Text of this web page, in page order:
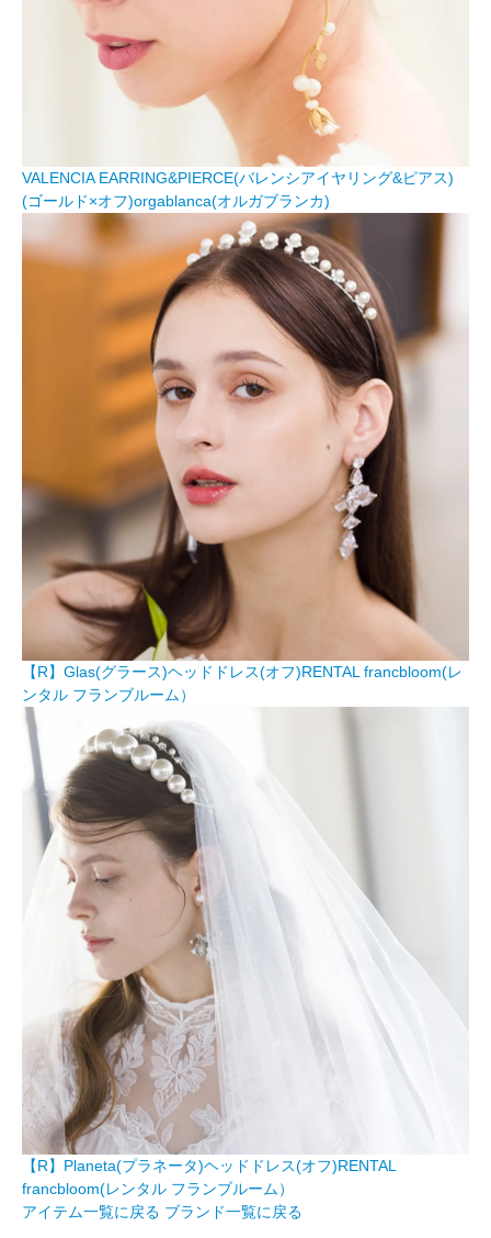
VALENCIA EARRING&PIERCE(バレンシアイヤリング&ピアス)
(ゴールド×オフ)orgablanca(オルガブランカ)
【R】Glas(グラース)ヘッドドレス(オフ)RENTAL francbloom(レ
ンタル フランブルーム）
【R】Planeta(プラネータ)ヘッドドレス(オフ)RENTAL
francbloom(レンタル フランブルーム）
アイテム一覧に戻る ブランド一覧に戻る